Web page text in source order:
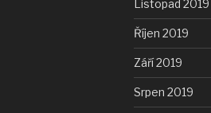
Listopad 2019
Říjen 2019
Září 2019
Srpen 2019